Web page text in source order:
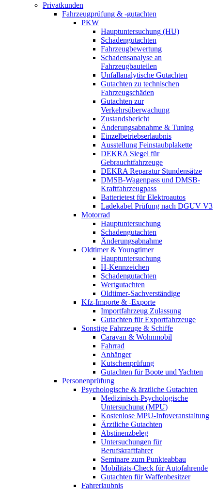
Privatkunden
Fahrzeugprüfung & -gutachten
PKW
Hauptuntersuchung (HU)
Schadengutachten
Fahrzeugbewertung
Schadensanalyse an
Fahrzeugbauteilen
Unfallanalytische Gutachten
Gutachten zu technischen
Fahrzeugschäden
Gutachten zur
Verkehrsüberwachung
Zustandsbericht
Änderungsabnahme & Tuning
Einzelbetriebserlaubnis
Ausstellung Feinstaubplakette
DEKRA Siegel für
Gebrauchtfahrzeuge
DEKRA Reparatur Stundensätze
DMSB-Wagenpass und DMSB-
Kraftfahrzeugpass
Batterietest für Elektroautos
Ladekabel Prüfung nach DGUV V3
Motorrad
Hauptuntersuchung
Schadengutachten
Änderungsabnahme
Oldtimer & Youngtimer
Hauptuntersuchung
H-Kennzeichen
Schadengutachten
Wertgutachten
Oldtimer-Sachverständige
Kfz-Importe & -Exporte
Importfahrzeug Zulassung
Gutachten für Exportfahrzeuge
Sonstige Fahrzeuge & Schiffe
Caravan & Wohnmobil
Fahrrad
Anhänger
Kutschenprüfung
Gutachten für Boote und Yachten
Personenprüfung
Psychologische & ärztliche Gutachten
Medizinisch-Psychologische
Untersuchung (MPU)
Kostenlose MPU-Infoveranstaltung
Ärztliche Gutachten
Abstinenzbeleg
Untersuchungen für
Berufskraftfahrer
Seminare zum Punkteabbau
Mobilitäts-Check für Autofahrende
Gutachten für Waffenbesitzer
Fahrerlaubnis